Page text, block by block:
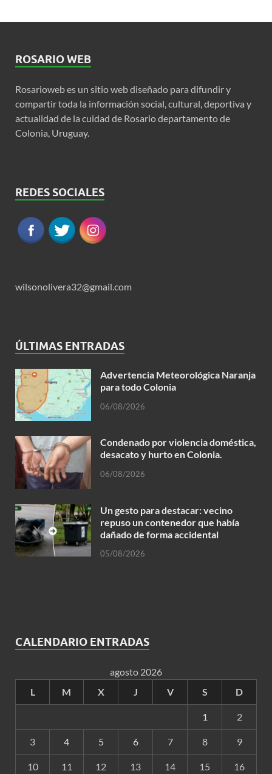
ROSARIO WEB
Rosarioweb es un sitio web diseñado para difundir y
compartir toda la información social, cultural, deportiva y
actualidad de la cuidad de Rosario departamento de
Colonia, Uruguay.
REDES SOCIALES
wilsonolivera32@gmail.com
ÚLTIMAS ENTRADAS
Advertencia Meteorológica Naranja
para todo Colonia
06/08/2026
Condenado por violencia doméstica,
desacato y hurto en Colonia.
06/08/2026
Un gesto para destacar: vecino
repuso un contenedor que había
dañado de forma accidental
05/08/2026
CALENDARIO ENTRADAS
agosto 2026
L
M X J V S D
1 2
3 4 5 6 7 8 9
10 11 12 13 14 15 16